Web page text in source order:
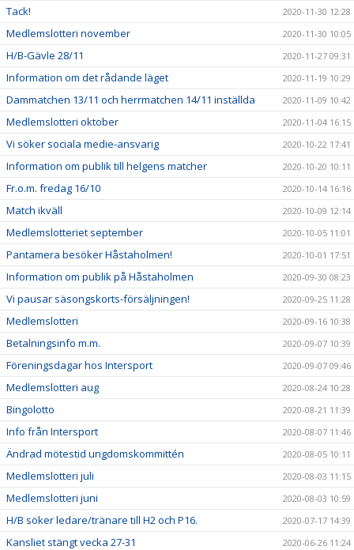
Tack! 2020-11-30 12:28
Medlemslotteri november 2020-11-30 10:05
H/B-Gävle 28/11 2020-11-27 09:31
Information om det rådande läget 2020-11-19 10:29
Dammatchen 13/11 och herrmatchen 14/11 inställda 2020-11-09 10:42
Medlemslotteri oktober 2020-11-04 16:15
Vi söker sociala medie-ansvarig 2020-10-22 17:41
Information om publik till helgens matcher 2020-10-20 10:11
Fr.o.m. fredag 16/10 2020-10-14 16:16
Match ikväll 2020-10-09 12:14
Medlemslotteriet september 2020-10-05 11:01
Pantamera besöker Håstaholmen! 2020-10-01 17:51
Information om publik på Håstaholmen 2020-09-30 08:23
Vi pausar säsongskorts-försäljningen! 2020-09-25 11:28
Medlemslotteri 2020-09-16 10:38
Betalningsinfo m.m. 2020-09-07 10:39
Föreningsdagar hos Intersport 2020-09-07 09:46
Medlemslotteri aug 2020-08-24 10:28
Bingolotto 2020-08-21 11:39
Info från Intersport 2020-08-07 11:46
Ändrad mötestid ungdomskommittén 2020-08-05 10:11
Medlemslotteri juli 2020-08-03 11:15
Medlemslotteri juni 2020-08-03 10:59
H/B söker ledare/tränare till H2 och P16. 2020-07-17 14:39
Kansliet stängt vecka 27-31 2020-06-26 11:24